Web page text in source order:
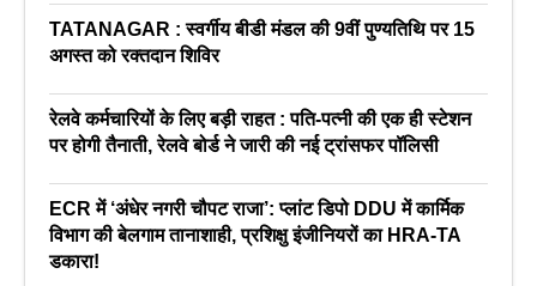
TATANAGAR : स्वर्गीय बीडी मंडल की 9वीं पुण्यतिथि पर 15
अगस्त को रक्तदान शिविर
रेलवे कर्मचारियों के लिए बड़ी राहत : पति-पत्नी की एक ही स्टेशन
पर होगी तैनाती, रेलवे बोर्ड ने जारी की नई ट्रांसफर पॉलिसी
ECR में ‘अंधेर नगरी चौपट राजा’: प्लांट डिपो DDU में कार्मिक
विभाग की बेलगाम तानाशाही, प्रशिक्षु इंजीनियरों का HRA-TA
डकारा!